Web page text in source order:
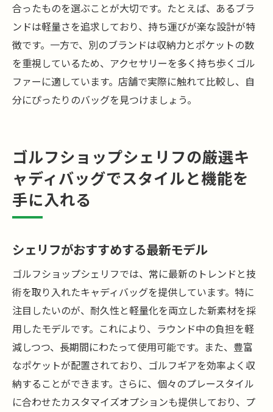
合ったものを選ぶことが大切です。たとえば、あるブラ
ンドは軽量さを追求しており、持ち運びが楽な設計が特
徴です。一方で、別のブランドは収納力とポケットの数
を重視しているため、アクセサリーを多く持ち歩くゴル
ファーに適しています。店舗で実際に触れて比較し、自
分にぴったりのバッグを見つけましょう。
ゴルフショップシェリフの厳選キ
ャディバッグでスタイルと機能を
手に入れる
シェリフがおすすめする最新モデル
ゴルフショップシェリフでは、常に最新のトレンドと技
術を取り入れたキャディバッグを提供しています。特に
注目したいのが、耐久性と軽量化を両立した新素材を採
用したモデルです。これにより、ラウンド中の負担を軽
減しつつ、長期間にわたって使用可能です。また、豊富
なポケットが配置されており、ゴルフギアを効率よく収
納することができます。さらに、個々のプレースタイル
に合わせたカスタマイズオプションも提供しており、プ